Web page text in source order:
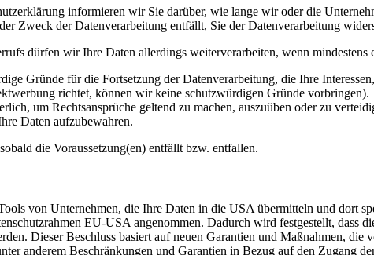
informieren wir Sie darüber, wie lange wir oder die
Zweck der Datenverarbeitung entfällt, Sie der Datenverarbeitung
dürfen wir Ihre Daten allerdings weiterverarbeiten, wenn mindestens
Gründe für die Fortsetzung der Datenverarbeitung, die Ihre
richtet, können wir keine schutzwürdigen Gründe vorbringen).
um Rechtsansprüche geltend zu machen, auszuüben oder zu
Daten aufzubewahren.
die Voraussetzung(en) entfällt bzw. entfallen.
von Unternehmen, die Ihre Daten in die USA übermitteln und dort
EU-USA angenommen. Dadurch wird festgestellt, dass
Dieser Beschluss basiert auf neuen Garantien und Maßnahmen,
anderem Beschränkungen und Garantien in Bezug auf den